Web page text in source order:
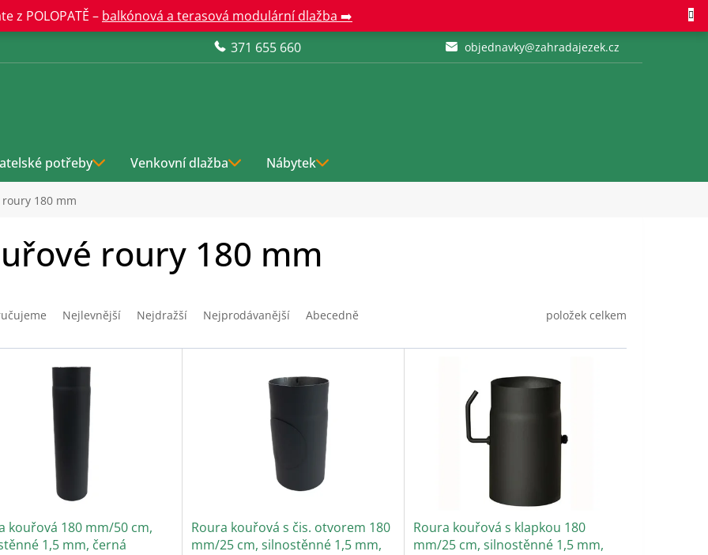
z POLOPATĚ – balkónová a terasová modulární dlažba ➡️
371 655 660
objednavky@zahradajezek.cz
potřeby Venkovní dlažba Nábytek
roury 180 mm
roury 180 mm
Nejlevnější Nejdražší Nejprodávanější Abecedně položek celkem
kouřová 180 mm/50 cm,
1,5 mm, černá
Roura kouřová s čis. otvorem 180
mm/25 cm, silnostěnné 1,5 mm,
Roura kouřová s klapkou 180
mm/25 cm, silnostěnné 1,5 mm,